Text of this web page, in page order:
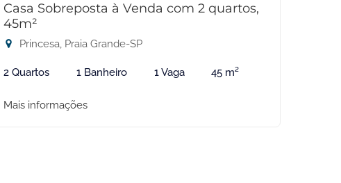
Casa Sobreposta à Venda com 2 quartos,
45m²
Princesa, Praia Grande-SP
2 Quartos 1 Banheiro 1 Vaga 45 m²
Mais informações